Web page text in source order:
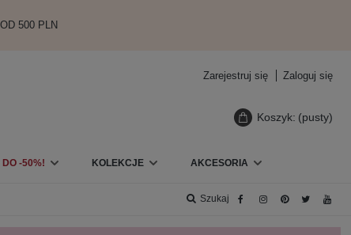
500 PLN
Zarejestruj się Zaloguj się
Koszyk: (pusty)
-50%! KOLEKCJE AKCESORIA